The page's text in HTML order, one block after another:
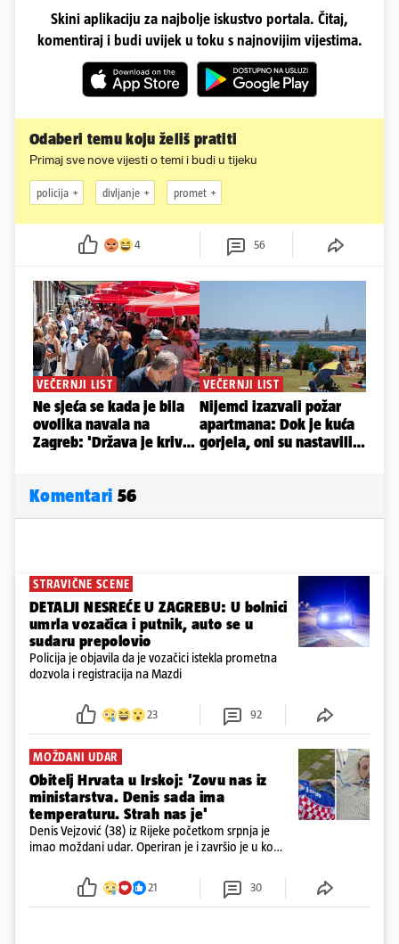
Skini aplikaciju za najbolje iskustvo portala. Čitaj,
komentiraj i budi uvijek u toku s najnovijim vijestima.
Odaberi temu koju želiš pratiti
Primaj sve nove vijesti o temi i budi u tijeku
policija divljanje promet
4 56
Komentari 56
STRAVIČNE SCENE
DETALJI NESREĆE U ZAGREBU: U bolnici
umrla vozačica i putnik, auto se u
sudaru prepolovio
Policija je objavila da je vozačici istekla prometna
dozvola i registracija na Mazdi
23 92
MOŽDANI UDAR
Obitelj Hrvata u Irskoj: 'Zovu nas iz
ministarstva. Denis sada ima
temperaturu. Strah nas je'
Denis Vejzović (38) iz Rijeke početkom srpnja je
imao moždani udar. Operiran je i završio je u komi.
tamošnji liječnici ne vjeruju u oporavak: 'Imamo
21 30